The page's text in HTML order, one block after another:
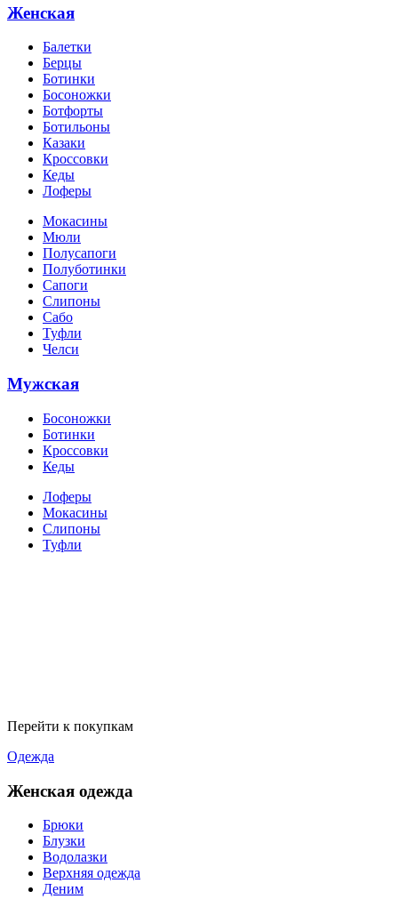
Женская
Балетки
Берцы
Ботинки
Босоножки
Ботфорты
Ботильоны
Казаки
Кроссовки
Кеды
Лоферы
Мокасины
Мюли
Полусапоги
Полуботинки
Сапоги
Слипоны
Сабо
Туфли
Челси
Мужская
Босоножки
Ботинки
Кроссовки
Кеды
Лоферы
Мокасины
Слипоны
Туфли
Перейти к покупкам
Одежда
Женская одежда
Брюки
Блузки
Водолазки
Верхняя одежда
Деним